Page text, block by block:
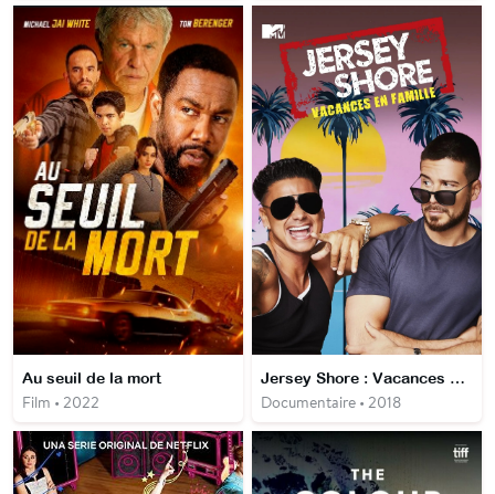
Au seuil de la mort
Film • 2022
Jersey Shore : Vacances en famille
Documentaire • 2018